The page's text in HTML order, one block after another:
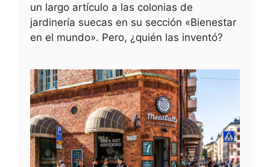
un largo artículo a las colonias de
jardinería suecas en su sección «Bienestar
en el mundo». Pero, ¿quién las inventó?